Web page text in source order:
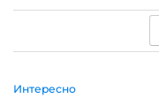
Интересно